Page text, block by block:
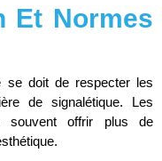
Et Normes
se doit de respecter les
de signalétique. Les
souvent offrir plus de